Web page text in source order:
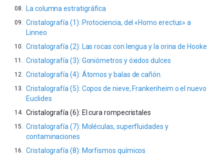
La columna estratigráfica
Cristalografía (1): Protociencia, del «Homo erectus» a
Linneo
Cristalografía (2): Las rocas con lengua y la orina de Hooke
Cristalografía (3): Goniómetros y óxidos dulces
Cristalografía (4): Átomos y balas de cañón.
Cristalografía (5): Copos de nieve, Frankenheim o el nuevo
Euclides
Cristalografía (6): El cura rompecristales
Cristalografía (7): Moléculas, superfluidades y
contaminaciones
Cristalografía (8): Morfismos químicos